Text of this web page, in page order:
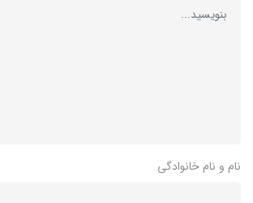
نام و نام خانوادگی